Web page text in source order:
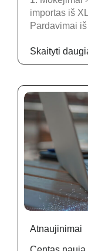
importas iš
Pardavimai iš
Skaityti
Atnaujinimai